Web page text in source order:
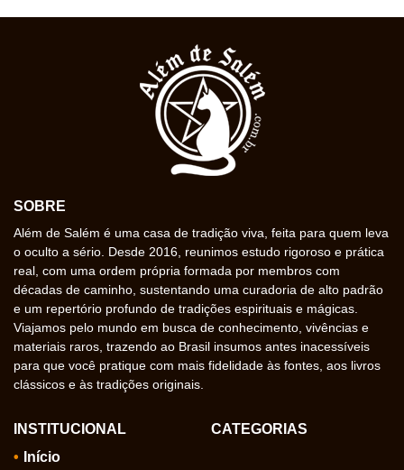
SOBRE
Além de Salém é uma casa de tradição viva, feita para quem leva
o oculto a sério. Desde 2016, reunimos estudo rigoroso e prática
real, com uma ordem própria formada por membros com
décadas de caminho, sustentando uma curadoria de alto padrão
e um repertório profundo de tradições espirituais e mágicas.
Viajamos pelo mundo em busca de conhecimento, vivências e
materiais raros, trazendo ao Brasil insumos antes inacessíveis
para que você pratique com mais fidelidade às fontes, aos livros
clássicos e às tradições originais.
INSTITUCIONAL
Início
CATEGORIAS